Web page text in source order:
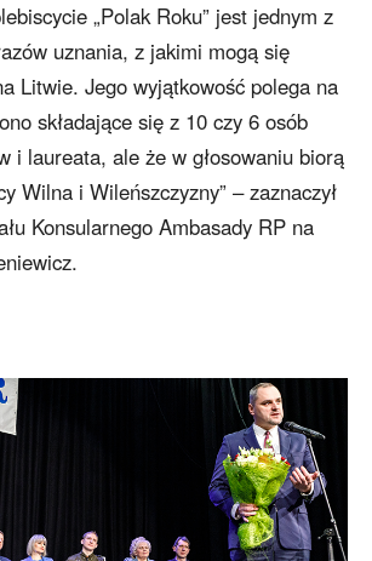
„Polak Roku” jest jednym z
uznania, z jakimi mogą się
Litwie. Jego wyjątkowość polega na
składające się z 10 czy 6 osób
i laureata, ale że w głosowaniu biorą
Wilna i Wileńszczyzny” – zaznaczył
Konsularnego Ambasady RP na